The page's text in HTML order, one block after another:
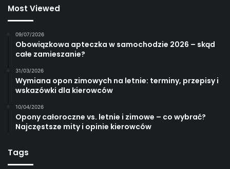
Most Viewed
09/07/2026
Obowiązkowa apteczka w samochodzie 2026 – skąd
całe zamieszanie?
31/03/2026
Wymiana opon zimowych na letnie: terminy, przepisy i
wskazówki dla kierowców
10/04/2026
Opony całoroczne vs. letnie i zimowe – co wybrać?
Najczęstsze mity i opinie kierowców
Tags